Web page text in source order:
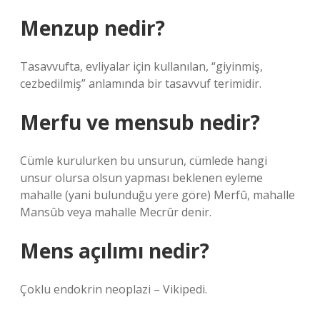
Menzup nedir?
Tasavvufta, evliyalar için kullanılan, “giyinmiş,
cezbedilmiş” anlamında bir tasavvuf terimidir.
Merfu ve mensub nedir?
Cümle kurulurken bu unsurun, cümlede hangi
unsur olursa olsun yapması beklenen eyleme
mahalle (yani bulunduğu yere göre) Merfû, mahalle
Mansûb veya mahalle Mecrûr denir.
Mens açılımı nedir?
Çoklu endokrin neoplazi – Vikipedi.